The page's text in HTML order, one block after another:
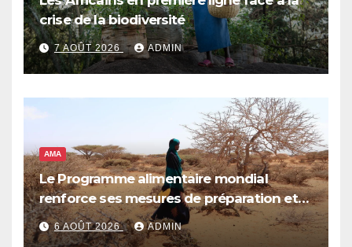
crise de la biodiversité
7 AOÛT 2026 ADMIN
AMA
Le Programme alimentaire mondial
renforce ses mesures de préparation et
de réponse face à la menace d’El Niño,
qui pourrait plonger des dizaines de
6 AOÛT 2026 ADMIN